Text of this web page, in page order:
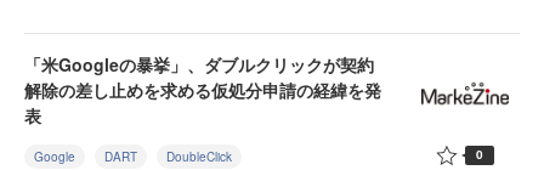
「米Googleの暴挙」、ダブルクリックが契約
解除の差し止めを求める仮処分申請の経緯を発
表
Google DART DoubleClick 0